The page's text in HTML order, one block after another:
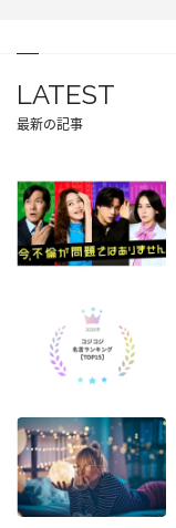
LATEST
最新の記事